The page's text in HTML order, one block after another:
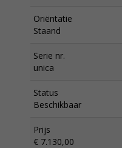
Oriëntatie
Staand
Serie nr.
unica
Status
Beschikbaar
Prijs
€ 7.130,00